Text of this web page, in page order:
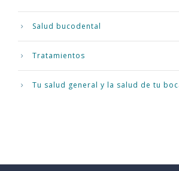
Salud bucodental
Tratamientos
Tu salud general y la salud de tu